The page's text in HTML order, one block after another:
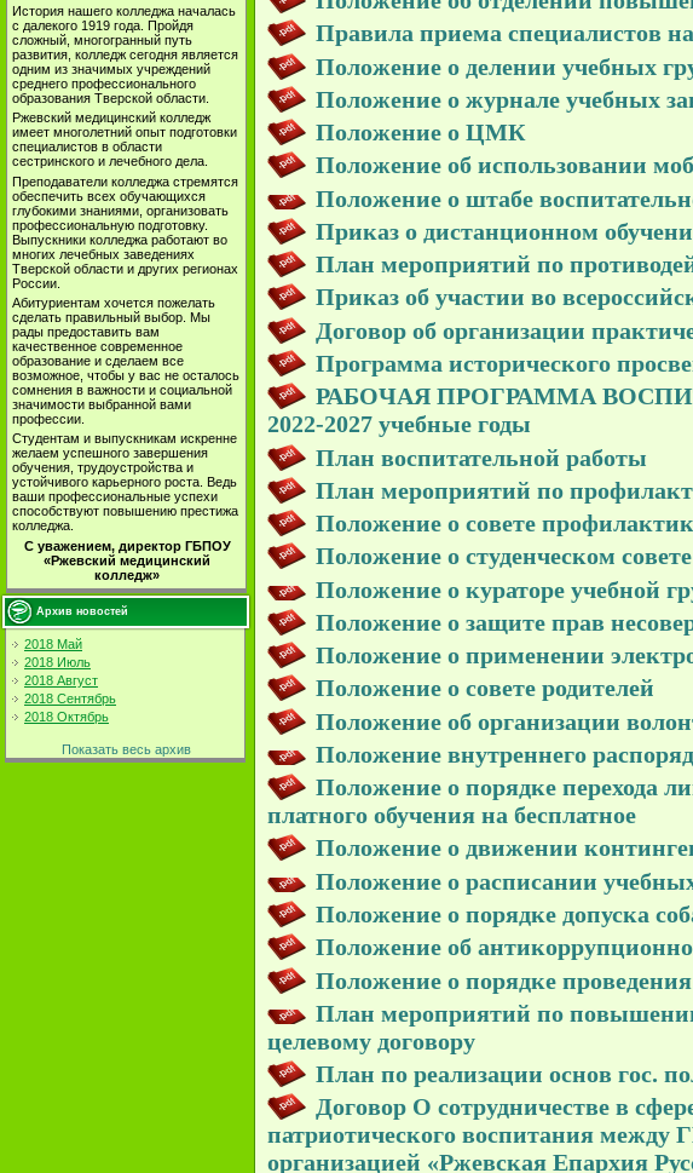
История нашего колледжа началась
с далекого 1919 года. Пройдя
сложный, многогранный путь
развития, колледж сегодня является
одним из значимых учреждений
среднего профессионального
образования Тверской области.
Ржевский медицинский колледж
имеет многолетний опыт подготовки
специалистов в области
сестринского и лечебного дела.
Преподаватели колледжа стремятся
обеспечить всех обучающихся
глубокими знаниями, организовать
профессиональную подготовку.
Выпускники колледжа работают во
многих лечебных заведениях
Тверской области и других регионах
России.
Абитуриентам хочется пожелать
сделать правильный выбор. Мы
рады предоставить вам
качественное современное
образование и сделаем все
возможное, чтобы у вас не осталось
сомнения в важности и социальной
значимости выбранной вами
профессии.
Студентам и выпускникам искренне
желаем успешного завершения
обучения, трудоустройства и
устойчивого карьерного роста. Ведь
ваши профессиональные успехи
способствуют повышению престижа
колледжа.
С уважением, директор ГБПОУ
«Ржевский медицинский
колледж»
Архив новостей
2018 Май
2018 Июль
2018 Август
2018 Сентябрь
2018 Октябрь
Показать весь архив
Правила приема специалистов
Положение о делении учебных
Положение о журнале учебных
Положение о ЦМК
Положение об использовании
Положение о штабе
Приказ о дистанционном
План мероприятий по
Приказ об участии во
Договор об организации
Программа исторического
РАБОЧАЯ ПРОГРАММА
2022-2027 учебные годы
План воспитательной работы
План мероприятий по
Положение о совете
Положение о студенческом совете
Положение о кураторе учебной
Положение о защите прав
Положение о применении
Положение о совете родителей
Положение об организации
Положение внутреннего
Положение о порядке перехода
платного обучения на бесплатное
Положение о движении
Положение о расписании
Положение о порядке допуска
Положение об
Положение о порядке
План мероприятий по
целевому договору
План по реализации основ гос.
Договор О сотрудничестве в
патриотического воспитания
организацией «Ржевская Епархия